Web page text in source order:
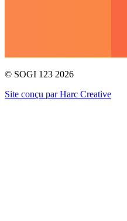
© SOGI 123 2026
Site conçu par Harc Creative